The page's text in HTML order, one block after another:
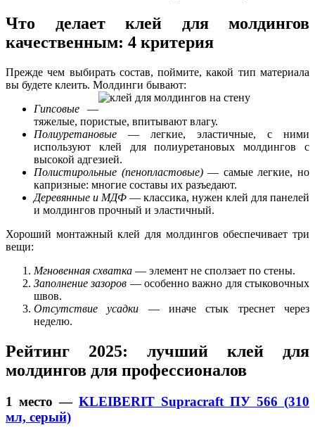
Что делает клей для молдингов
качественным: 4 критерия
Прежде чем выбирать состав, поймите, какой тип материала
вы будете клеить. Молдинги бывают:
Гипсовые —
тяжелые, пористые, впитывают влагу.
Полиуретановые — легкие, эластичные, с ними
используют клей для полиуретановых молдингов с
высокой адгезией.
Полистирольные (пенопластовые)— самые легкие, но
капризные: многие составы их разъедают.
Деревянные и МДФ — классика, нужен клей для панелей
и молдингов прочный и эластичный.
Хороший монтажный клей для молдингов обеспечивает три
вещи:
Мгновенная схватка — элемент не сползает по стены.
Заполнение зазоров — особенно важно для стыковочных
швов.
Отсутствие усадки — иначе стык треснет через
неделю.
Рейтинг 2025: лучший клей для
молдингов для профессионалов
1 место — KLEIBERIT Supracraft ПУ 566 (310
мл, серый)